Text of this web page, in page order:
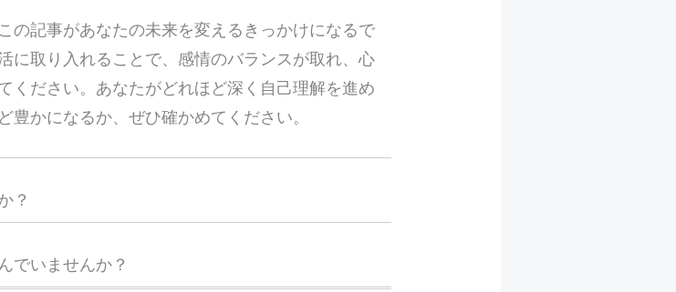
の記事があなたの未来を変えるきっかけになるで
に取り入れることで、感情のバランスが取れ、心
ください。あなたがどれほど深く自己理解を進め
かになるか、ぜひ確かめてください。
？
でいませんか？